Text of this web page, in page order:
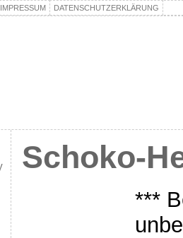
IMPRESSUM DATENSCHUTZERKLÄRUNG
Schoko-
***